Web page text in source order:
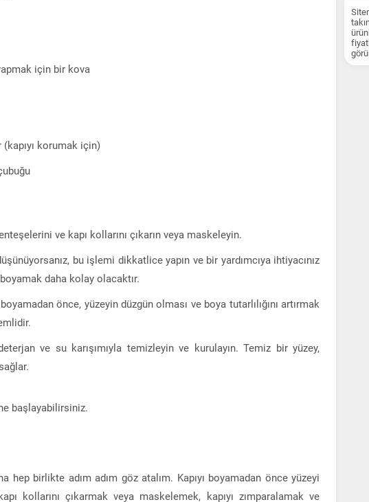
için bir kova
korumak için)
ve kapı kollarını çıkarın veya maskeleyin.
bu işlemi dikkatlice yapın ve bir yardımcıya ihtiyacınız
daha kolay olacaktır.
boyamadan önce, yüzeyin düzgün olması ve boya tutarlılığını artırmak
ve su karışımıyla temizleyin ve kurulayın. Temiz bir yüzey,
başlayabilirsiniz.
hep birlikte adım adım göz atalım. Kapıyı boyamadan önce yüzeyi
kollarını çıkarmak veya maskelemek, kapıyı zımparalamak ve